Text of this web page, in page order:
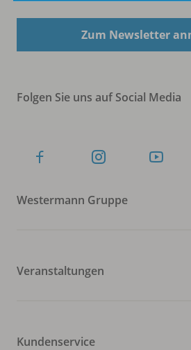
Zum Newsletter
Folgen Sie uns auf Social Media
Westermann Gruppe
Veranstaltungen
Kundenservice